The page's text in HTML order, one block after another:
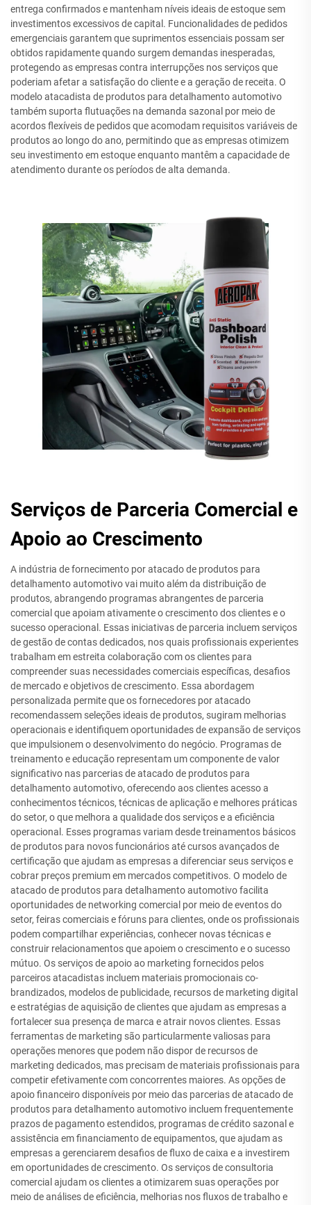
entrega confirmados e mantenham níveis ideais de estoque sem
investimentos excessivos de capital. Funcionalidades de pedidos
emergenciais garantem que suprimentos essenciais possam ser
obtidos rapidamente quando surgem demandas inesperadas,
protegendo as empresas contra interrupções nos serviços que
poderiam afetar a satisfação do cliente e a geração de receita. O
modelo atacadista de produtos para detalhamento automotivo
também suporta flutuações na demanda sazonal por meio de
acordos flexíveis de pedidos que acomodam requisitos variáveis de
produtos ao longo do ano, permitindo que as empresas otimizem
seu investimento em estoque enquanto mantêm a capacidade de
atendimento durante os períodos de alta demanda.
Serviços de Parceria Comercial e
Apoio ao Crescimento
A indústria de fornecimento por atacado de produtos para
detalhamento automotivo vai muito além da distribuição de
produtos, abrangendo programas abrangentes de parceria
comercial que apoiam ativamente o crescimento dos clientes e o
sucesso operacional. Essas iniciativas de parceria incluem serviços
de gestão de contas dedicados, nos quais profissionais experientes
trabalham em estreita colaboração com os clientes para
compreender suas necessidades comerciais específicas, desafios
de mercado e objetivos de crescimento. Essa abordagem
personalizada permite que os fornecedores por atacado
recomendassem seleções ideais de produtos, sugiram melhorias
operacionais e identifiquem oportunidades de expansão de serviços
que impulsionem o desenvolvimento do negócio. Programas de
treinamento e educação representam um componente de valor
significativo nas parcerias de atacado de produtos para
detalhamento automotivo, oferecendo aos clientes acesso a
conhecimentos técnicos, técnicas de aplicação e melhores práticas
do setor, o que melhora a qualidade dos serviços e a eficiência
operacional. Esses programas variam desde treinamentos básicos
de produtos para novos funcionários até cursos avançados de
certificação que ajudam as empresas a diferenciar seus serviços e
cobrar preços premium em mercados competitivos. O modelo de
atacado de produtos para detalhamento automotivo facilita
oportunidades de networking comercial por meio de eventos do
setor, feiras comerciais e fóruns para clientes, onde os profissionais
podem compartilhar experiências, conhecer novas técnicas e
construir relacionamentos que apoiem o crescimento e o sucesso
mútuo. Os serviços de apoio ao marketing fornecidos pelos
parceiros atacadistas incluem materiais promocionais co-
brandizados, modelos de publicidade, recursos de marketing digital
e estratégias de aquisição de clientes que ajudam as empresas a
fortalecer sua presença de marca e atrair novos clientes. Essas
ferramentas de marketing são particularmente valiosas para
operações menores que podem não dispor de recursos de
marketing dedicados, mas precisam de materiais profissionais para
competir efetivamente com concorrentes maiores. As opções de
apoio financeiro disponíveis por meio das parcerias de atacado de
produtos para detalhamento automotivo incluem frequentemente
prazos de pagamento estendidos, programas de crédito sazonal e
assistência em financiamento de equipamentos, que ajudam as
empresas a gerenciarem desafios de fluxo de caixa e a investirem
em oportunidades de crescimento. Os serviços de consultoria
comercial ajudam os clientes a otimizarem suas operações por
meio de análises de eficiência, melhorias nos fluxos de trabalho e